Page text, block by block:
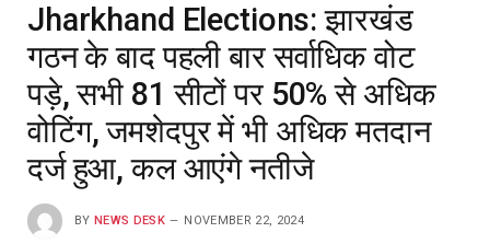
Jharkhand Elections: झारखंड
गठन के बाद पहली बार सर्वाधिक वोट
पड़े, सभी 81 सीटों पर 50% से अधिक
वोटिंग, जमशेदपुर में भी अधिक मतदान
दर्ज हुआ, कल आएंगे नतीजे
BY NEWS DESK NOVEMBER 22, 2024